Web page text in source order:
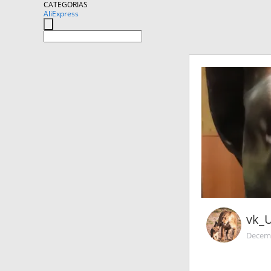
CATEGORIAS
AliExpress